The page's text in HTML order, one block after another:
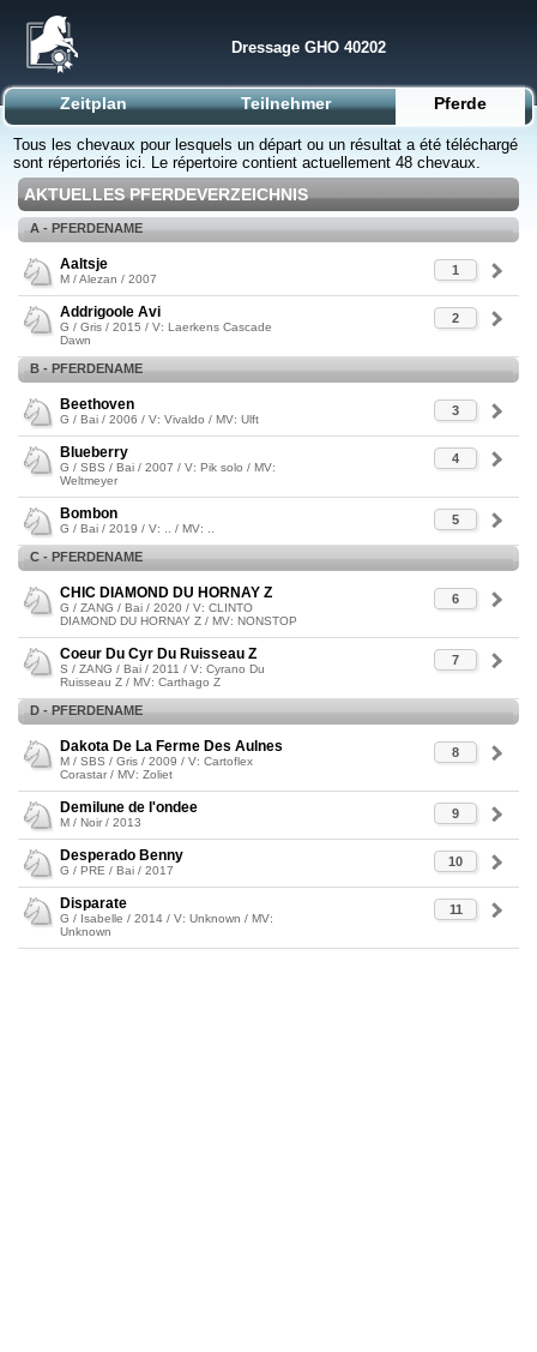
Dressage GHO 40202
Zeitplan Teilnehmer Pferde
Tous les chevaux pour lesquels un départ ou un résultat a été téléchargé
sont répertoriés ici. Le répertoire contient actuellement 48 chevaux.
AKTUELLES PFERDEVERZEICHNIS
A - PFERDENAME
1
Aaltsje
M / Alezan / 2007
2
Addrigoole Avi
G / Gris / 2015 / V: Laerkens Cascade
Dawn
B - PFERDENAME
3
Beethoven
G / Bai / 2006 / V: Vivaldo / MV: Ulft
4
Blueberry
G / SBS / Bai / 2007 / V: Pik solo / MV:
Weltmeyer
5
Bombon
G / Bai / 2019 / V: .. / MV: ..
C - PFERDENAME
6
CHIC DIAMOND DU HORNAY Z
G / ZANG / Bai / 2020 / V: CLINTO
DIAMOND DU HORNAY Z / MV: NONSTOP
7
Coeur Du Cyr Du Ruisseau Z
S / ZANG / Bai / 2011 / V: Cyrano Du
Ruisseau Z / MV: Carthago Z
D - PFERDENAME
8
Dakota De La Ferme Des Aulnes
M / SBS / Gris / 2009 / V: Cartoflex
Corastar / MV: Zoliet
9
Demilune de l'ondee
M / Noir / 2013
10
Desperado Benny
G / PRE / Bai / 2017
11
Disparate
G / Isabelle / 2014 / V: Unknown / MV:
Unknown